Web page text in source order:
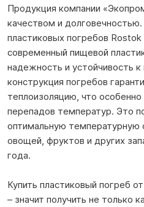
Продукция компании
качеством и
пластиковых погребов Rostok
современный пищевой
надежность и устойчивость
конструкция погребов
теплоизоляцию, что
перепадов температур. Это
оптимальную температурную
овощей, фруктов и других
года.
Купить пластиковый погреб
– значит получить не только